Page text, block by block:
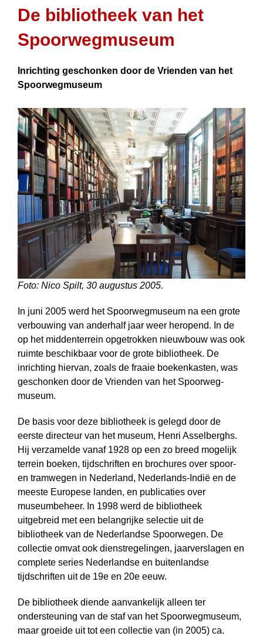
De bibliotheek van het
Spoorweg­museum
Inrichting geschonken door de Vrienden van het
Spoorwegmuseum
Foto: Nico Spilt, 30 augustus 2005.
In juni 2005 werd het Spoorwegmuseum na een grote
verbouwing van anderhalf jaar weer heropend. In de
op het middenterrein opgetrokken nieuwbouw was ook
ruimte beschikbaar voor de grote bibliotheek. De
inrichting hiervan, zoals de fraaie boekenkasten, was
geschonken door de Vrienden van het Spoorweg­
museum.
De basis voor deze bibliotheek is gelegd door de
eerste directeur van het museum, Henri Asselberghs.
Hij verzamelde vanaf 1928 op een zo breed mogelijk
terrein boeken, tijdschriften en brochures over spoor-
en tramwegen in Nederland, Nederlands-Indië en de
meeste Europese landen, en publicaties over
museumbeheer. In 1998 werd de bibliotheek
uitgebreid met een belangrijke selectie uit de
bibliotheek van de Nederlandse Spoorwegen. De
collectie omvat ook dienstregelingen, jaarverslagen en
complete series Nederlandse en buiten­landse
tijdschriften uit de 19e en 20e eeuw.
De bibliotheek diende aanvankelijk alleen ter
ondersteuning van de staf van het Spoorwegmuseum,
maar groeide uit tot een collectie van (in 2005) ca.